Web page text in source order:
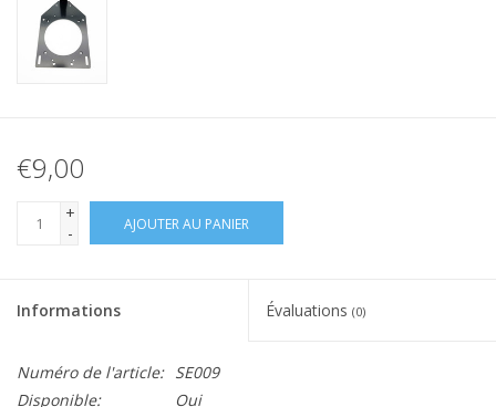
€9,00
+
-
AJOUTER AU PANIER
Informations Évaluations (0)
Numéro de l'article: SE009
Disponible:
Oui